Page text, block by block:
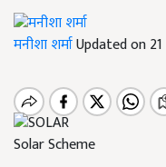
मनीशा शर्माUpdated on
Solar Scheme